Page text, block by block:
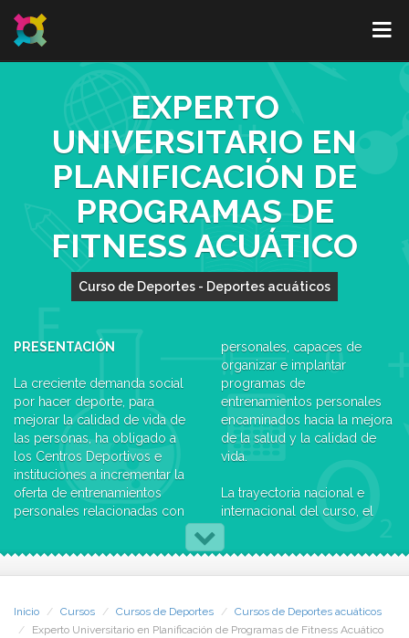
EXPERTO
UNIVERSITARIO EN
PLANIFICACIÓN DE
PROGRAMAS DE
FITNESS ACUÁTICO
Curso de Deportes - Deportes acuáticos
PRESENTACIÓN
La creciente demanda social
por hacer deporte, para
mejorar la calidad de vida de
las personas, ha obligado a
los Centros Deportivos e
instituciones a incrementar la
oferta de entrenamientos
personales relacionadas con
personales, capaces de
organizar e implantar
programas de
entrenamientos personales
encaminados hacia la mejora
de la salud y la calidad de
vida.
La trayectoria nacional e
internacional del curso, el
nivel y experiencia de su
equipo de profesores y
titulación ante concursos de
Inicio Cursos Cursos de Deportes
Cursos de Deportes acuáticos
Experto Universitario en Planificación de Programas de Fitness Acuático